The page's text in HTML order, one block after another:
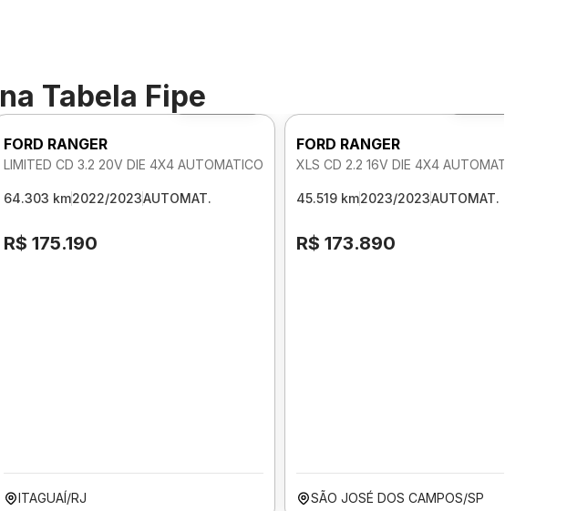
na Tabela FipeFoto 360º
FORD RANGER
LIMITED CD 3.2 20V DIE 4X4 AUTOMATICO
64.303 km2022/2023AUTOMAT.
R$ 175.190
ITAGUAÍ/RJ
FORD RANGER
XLS CD 2.2 16V DIE 4X4 AUTOMATICO
45.519 km2023/2023AUTOMAT.
R$ 173.890
SÃO JOSÉ DOS CAMPOS/SP